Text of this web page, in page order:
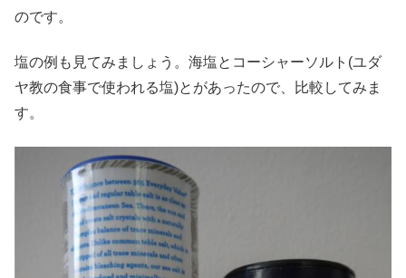
のです。
塩の例も見てみましょう。海塩とコーシャーソルト(ユダ
ヤ教の食事で使われる塩)とがあったので、比較してみま
す。